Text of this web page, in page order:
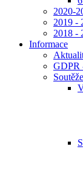
2020-
2019 -
2018 -
Informace
GDPR
Soutěže